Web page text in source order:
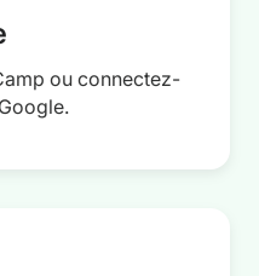
ou connectez-